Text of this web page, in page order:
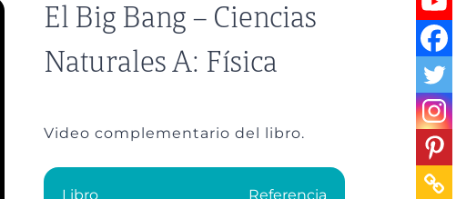
El Big Bang – Ciencias
Naturales A: Física
Video complementario del libro.
Libro Referencia